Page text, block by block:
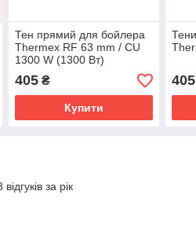
Тен прямий для бойлера
Thermex RF 63 mm / CU
1300 W (1300 Вт)
405₴
Купити
405
за рік